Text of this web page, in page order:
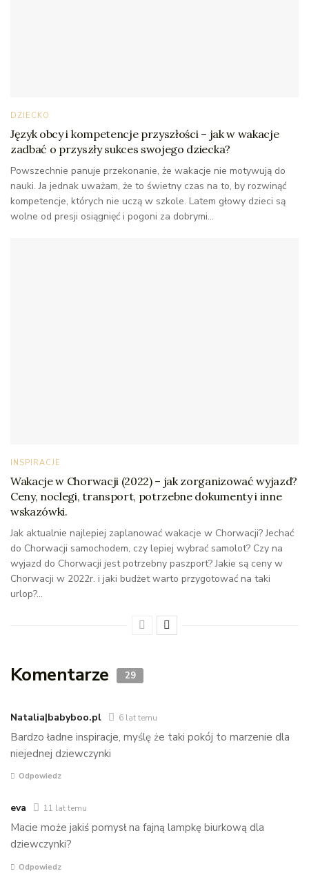
DZIECKO
Język obcy i kompetencje przyszłości – jak w wakacje
zadbać o przyszły sukces swojego dziecka?
Powszechnie panuje przekonanie, że wakacje nie motywują do
nauki. Ja jednak uważam, że to świetny czas na to, by rozwinąć
kompetencje, których nie uczą w szkole. Latem głowy dzieci są
wolne od presji osiągnięć i pogoni za dobrymi...
INSPIRACJE
Wakacje w Chorwacji (2022) – jak zorganizować wyjazd?
Ceny, noclegi, transport, potrzebne dokumenty i inne
wskazówki.
Jak aktualnie najlepiej zaplanować wakacje w Chorwacji? Jechać
do Chorwacji samochodem, czy lepiej wybrać samolot? Czy na
wyjazd do Chorwacji jest potrzebny paszport? Jakie są ceny w
Chorwacji w 2022r. i jaki budżet warto przygotować na taki
urlop?...
Komentarze 29
Natalia|babyboo.pl 6 lat temu
Bardzo ładne inspiracje, myślę że taki pokój to marzenie dla
niejednej dziewczynki
Odpowiedz
eva 11 lat temu
Macie może jakiś pomysł na fajną lampkę biurkową dla
dziewczynki?
Odpowiedz